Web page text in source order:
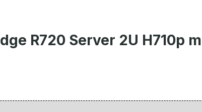
R720 Server 2U H710p